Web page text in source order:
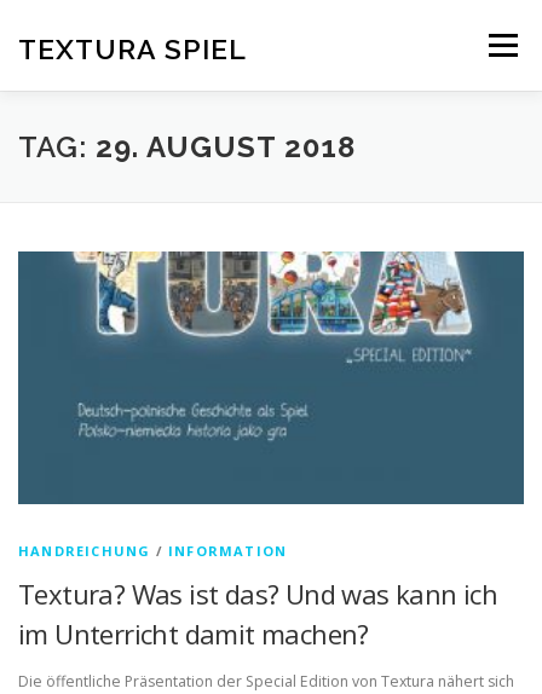
springen
TEXTURA SPIEL Menü
DAS SPIELPRINZIP BLOG EDITIONEN
TAG: 29. AUGUST 2018
HANDREICHUNG / INFORMATION
Textura? Was ist das? Und was kann ich
im Unterricht damit machen?
Die öffentliche Präsentation der Special Edition von Textura nähert sich